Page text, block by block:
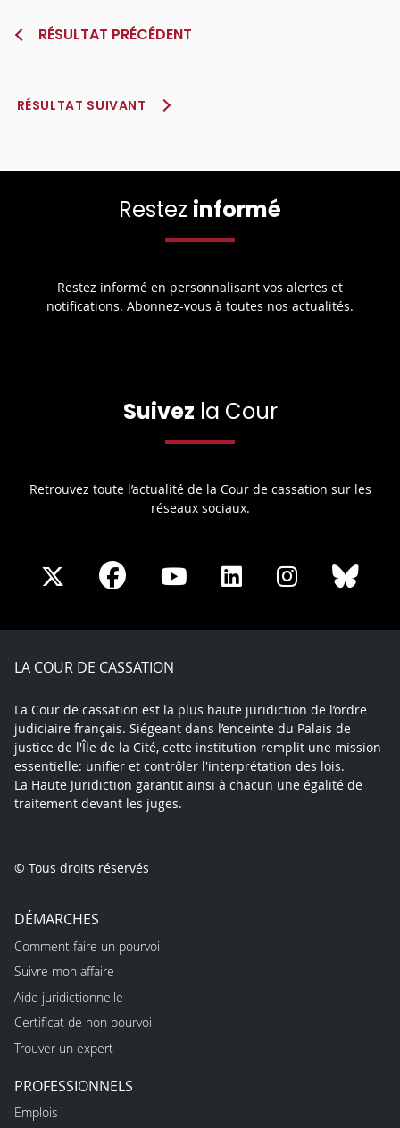
RÉSULTAT PRÉCÉDENT
RÉSULTAT SUIVANT
Restez informé
Restez informé en personnalisant vos alertes et
notifications. Abonnez-vous à toutes nos actualités.
Suivez la Cour
Retrouvez toute l’actualité de la Cour de cassation sur les
réseaux sociaux.
Share
X
Share
Facebook
Share
Youtube
Share
LinkedIn
Share
Instagram
LA COUR DE CASSATION
La Cour de cassation est la plus haute juridiction de l’ordre
judiciaire français. Siégeant dans l’enceinte du Palais de
justice de l'Île de la Cité, cette institution remplit une mission
essentielle: unifier et contrôler l'interprétation des lois.
La Haute Juridiction garantit ainsi à chacun une égalité de
traitement devant les juges.
© Tous droits réservés
DÉMARCHES
Comment faire un pourvoi
Suivre mon affaire
Aide juridictionnelle
Certificat de non pourvoi
Trouver un expert
PROFESSIONNELS
Emplois